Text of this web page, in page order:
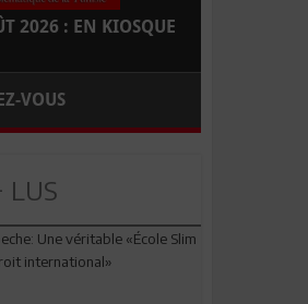
2026 : EN KIOSQUE
VOUS
LUS
Une véritable «École Slim
international»